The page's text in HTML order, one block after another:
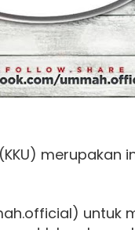
merupakan
untuk